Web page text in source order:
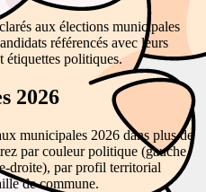
aux élections municipales
référencés avec leurs
étiquettes politiques.
2026
municipales 2026 dans plus de
par couleur politique (gauche,
droite), par profil territorial
de commune.